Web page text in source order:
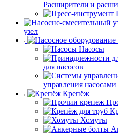
Расширители и
узел
Насосы
для насосов
управления насосами
Крепёж
Хомуты